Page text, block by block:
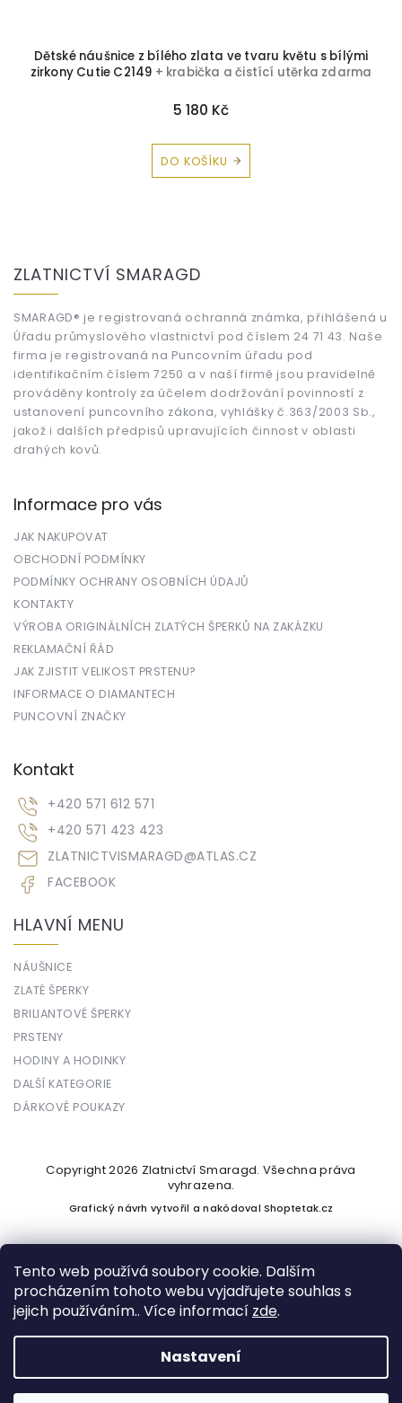
Tento web používá soubory cookie. Dalším
procházením tohoto webu vyjadřujete souhlas s
jejich používáním.. Více informací zde.
Nastavení
Dětské náušnice z bílého zlata ve tvaru květu s bílými
zirkony Cutie C2149 + krabička a čistící utěrka zdarma
5 180 Kč
DO KOŠÍKU
ZLATNICTVÍ SMARAGD
SMARAGD® je registrovaná ochranná známka, přihlášená u
Úřadu průmyslového vlastnictví pod číslem 24 71 43. Naše
firma je registrovaná na Puncovním úřadu pod
identifikačním číslem 7250 a v naší firmě jsou pravidelně
prováděny kontroly za účelem dodržování povinností z
ustanovení puncovního zákona, vyhlášky č.363/2003 Sb.,
jakož i dalších předpisů upravujících činnost v oblasti
drahých kovů.
Informace pro vás
JAK NAKUPOVAT
OBCHODNÍ PODMÍNKY
PODMÍNKY OCHRANY OSOBNÍCH ÚDAJŮ
KONTAKTY
VÝROBA ORIGINÁLNÍCH ZLATÝCH ŠPERKŮ NA ZAKÁZKU
REKLAMAČNÍ ŘÁD
JAK ZJISTIT VELIKOST PRSTENU?
INFORMACE O DIAMANTECH
PUNCOVNÍ ZNAČKY
Kontakt
ZLATNICTVISMARAGD@ATLAS.CZ
+420 571 612 571
+420 571 423 423
FACEBOOK
HLAVNÍ MENU
NÁUŠNICE
ZLATÉ ŠPERKY
BRILIANTOVÉ ŠPERKY
PRSTENY
HODINY A HODINKY
DALŠÍ KATEGORIE
DÁRKOVÉ POUKAZY
Vytvořil Shoptet
Copyright 2026 Zlatnictví Smaragd. Všechna práva
vyhrazena.
Grafický návrh vytvořil a nakódovalShoptetak.cz
Podle zákona o evidenci tržeb je prodávající povinen vystavit
kupujícímu účtenku. Zároveň je povinen zaevidovat přijatou
tržbu u správce daně online; v případě technického výpadku